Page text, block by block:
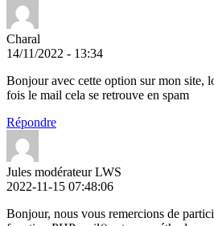
Charal
14/11/2022 - 13:34
Bonjour avec cette option sur mon site,
fois le mail cela se retrouve en spam
Répondre
Jules modérateur LWS
2022-11-15 07:48:06
Bonjour, nous vous remercions de